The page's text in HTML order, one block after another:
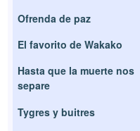
Ofrenda de paz
El favorito de Wakako
Hasta que la muerte nos
separe
Tygres y buitres